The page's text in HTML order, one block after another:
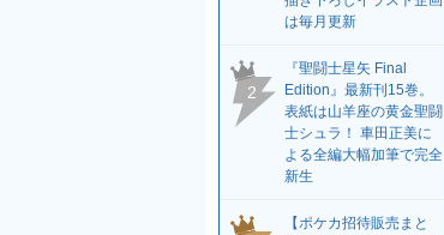
は毎月更新
2
『聖闘士星矢 Final
Edition』最新刊15巻。
表紙は山羊座の黄金聖闘
士シュラ！ 車田正美に
よる全編大幅加筆で完全
新生
【ポケカ招待販売まと